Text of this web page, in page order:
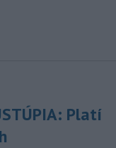
Platí